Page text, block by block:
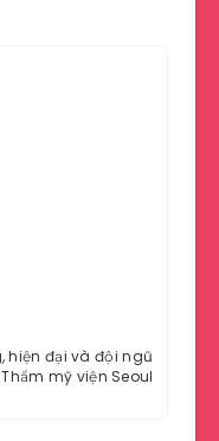
hiện đại và đội ngũ
mỹ viện Seoul